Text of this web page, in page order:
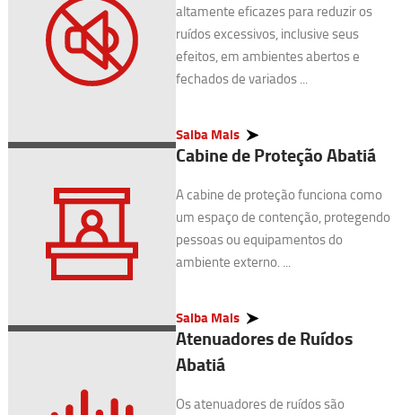
altamente eficazes para reduzir os
ruídos excessivos, inclusive seus
efeitos, em ambientes abertos e
fechados de variados ...
Saiba Mais
Cabine de Proteção Abatiá
A cabine de proteção funciona como
um espaço de contenção, protegendo
pessoas ou equipamentos do
ambiente externo. ...
Saiba Mais
Atenuadores de Ruídos
Abatiá
Os atenuadores de ruídos são